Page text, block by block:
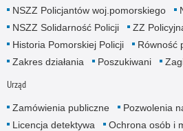
NSZZ Policjantów woj.pomorskiego
NSZZ Solidarność Policji
ZZ
Historia Pomorskiej Policji
Równość
Zakres działania
Poszukiwani
Urząd
Zamówienia publiczne
Pozwolenia
Licencja detektywa
Ochrona osób i